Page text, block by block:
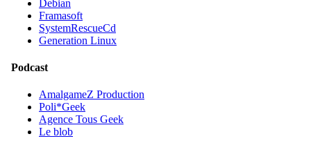
Debian
Framasoft
SystemRescueCd
Generation Linux
Podcast
AmalgameZ Production
Poli*Geek
Agence Tous Geek
Le blob